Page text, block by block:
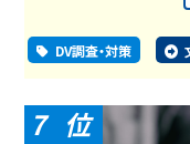
DV調査・対策
7